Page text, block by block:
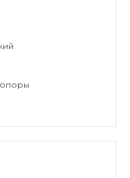
опоры